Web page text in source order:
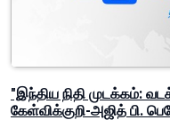
"இந்திய நிதி முடக்கம்:
கேள்விக்குறி-அஜித் பி.